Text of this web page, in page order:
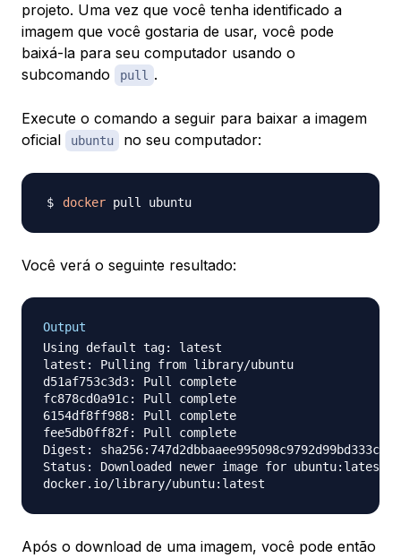
projeto. Uma vez que você tenha identificado a
imagem que você gostaria de usar, você pode
baixá-la para seu computador usando o
subcomando
pull .
Execute o comando a seguir para baixar a imagem
oficial
ubuntu no seu computador:
docker
Você verá o seguinte resultado:
Output
Using default tag: latest
latest: Pulling from library/ubuntu
d51af753c3d3: Pull complete
fc878cd0a91c: Pull complete
6154df8ff988: Pull complete
fee5db0ff82f: Pull complete
Digest:
Status: Downloaded newer image for ubuntu:latest
Após o download de uma imagem, você pode então